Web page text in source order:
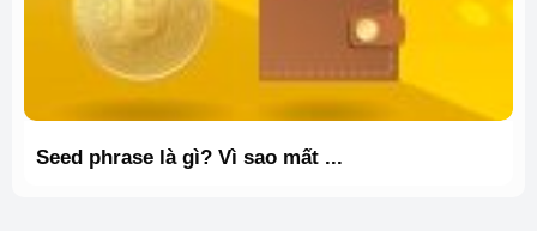
Seed phrase là gì? Vì sao mất ...